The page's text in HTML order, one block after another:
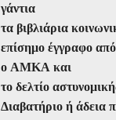
γάντια
τα βιβλιάρια
επίσημο έγγραφο
ο ΑΜΚΑ και
το δελτίο
Διαβατήριο ή άδεια